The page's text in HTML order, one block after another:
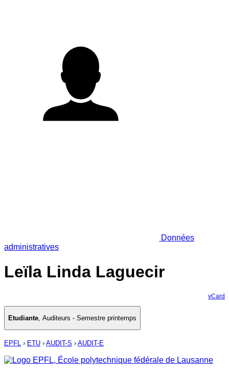
Données
administratives
Leïla Linda Laguecir
vCard
Etudiante, Auditeurs - Semestre printemps
EPFL › ETU › AUDIT-S › AUDIT-E